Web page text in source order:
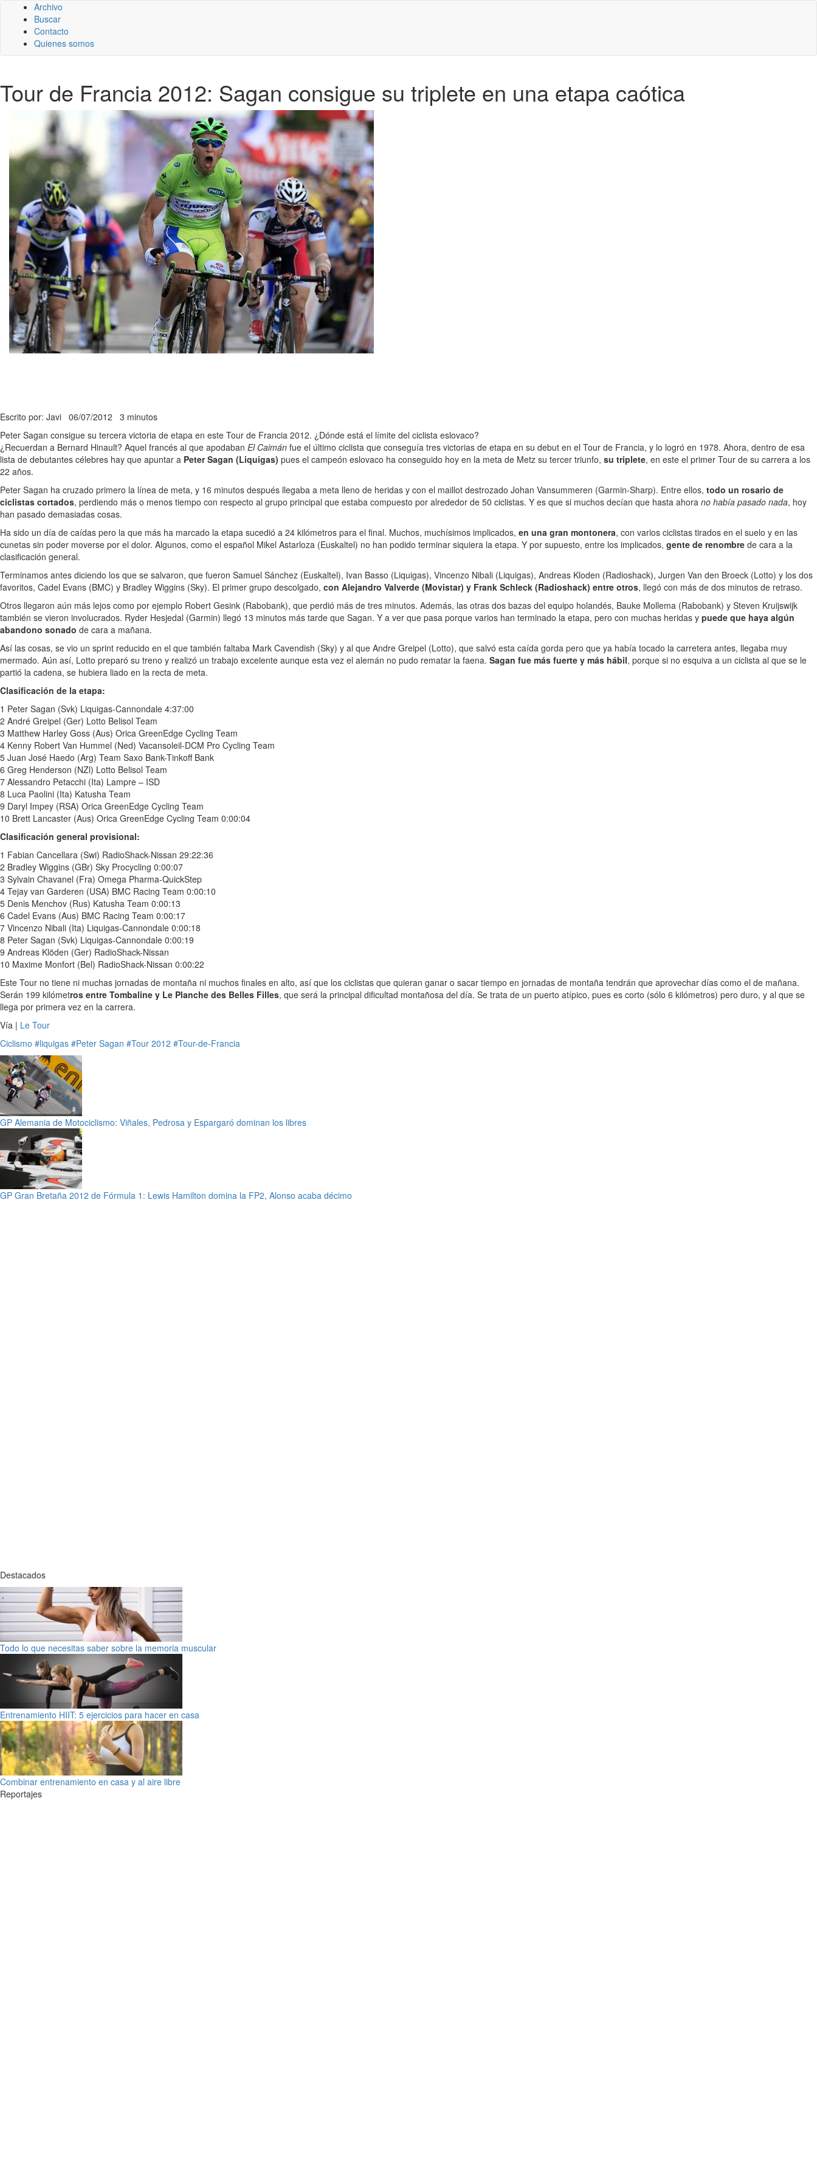
Archivo
Buscar
Contacto
Quienes somos
Tour de Francia 2012: Sagan consigue su triplete en una etapa caótica
Escrito por: Javi 06/07/2012 3 minutos
Peter Sagan consigue su tercera victoria de etapa en este Tour de Francia 2012. ¿Dónde está el límite del ciclista eslovaco?
¿Recuerdan a Bernard Hinault? Aquel francés al que apodaban El Caimán fue el último ciclista que conseguía tres victorias de etapa en su debut en el Tour de Francia, y lo logró en 1978. Ahora, dentro de esa
lista de debutantes célebres hay que apuntar a Peter Sagan (Liquigas) pues el campeón eslovaco ha conseguido hoy en la meta de Metz su tercer triunfo, su triplete, en este el primer Tour de su carrera a los
22 años.
Peter Sagan ha cruzado primero la línea de meta, y 16 minutos después llegaba a meta lleno de heridas y con el maillot destrozado Johan Vansummeren (Garmin-Sharp). Entre ellos, todo un rosario de
ciclistas cortados, perdiendo más o menos tiempo con respecto al grupo principal que estaba compuesto por alrededor de 50 ciclistas. Y es que si muchos decían que hasta ahora no había pasado nada, hoy
han pasado demasiadas cosas.
Ha sido un día de caídas pero la que más ha marcado la etapa sucedió a 24 kilómetros para el final. Muchos, muchísimos implicados, en una gran montonera, con varios ciclistas tirados en el suelo y en las
cunetas sin poder moverse por el dolor. Algunos, como el español Mikel Astarloza (Euskaltel) no han podido terminar siquiera la etapa. Y por supuesto, entre los implicados, gente de renombre de cara a la
clasificación general.
Terminamos antes diciendo los que se salvaron, que fueron Samuel Sánchez (Euskaltel), Ivan Basso (Liquigas), Vincenzo Nibali (Liquigas), Andreas Kloden (Radioshack), Jurgen Van den Broeck (Lotto) y los dos
favoritos, Cadel Evans (BMC) y Bradley Wiggins (Sky). El primer grupo descolgado, con Alejandro Valverde (Movistar) y Frank Schleck (Radioshack) entre otros, llegó con más de dos minutos de retraso.
Otros llegaron aún más lejos como por ejemplo Robert Gesink (Rabobank), que perdió más de tres minutos. Además, las otras dos bazas del equipo holandés, Bauke Mollema (Rabobank) y Steven Kruijswijk
también se vieron involucrados. Ryder Hesjedal (Garmin) llegó 13 minutos más tarde que Sagan. Y a ver que pasa porque varios han terminado la etapa, pero con muchas heridas y puede que haya algún
abandono sonado de cara a mañana.
Así las cosas, se vio un sprint reducido en el que también faltaba Mark Cavendish (Sky) y al que Andre Greipel (Lotto), que salvó esta caída gorda pero que ya había tocado la carretera antes, llegaba muy
mermado. Aún así, Lotto preparó su treno y realizó un trabajo excelente aunque esta vez el alemán no pudo rematar la faena. Sagan fue más fuerte y más hábil, porque si no esquiva a un ciclista al que se le
partió la cadena, se hubiera liado en la recta de meta.
Clasificación de la etapa:
1 Peter Sagan (Svk) Liquigas-Cannondale 4:37:00
2 André Greipel (Ger) Lotto Belisol Team
3 Matthew Harley Goss (Aus) Orica GreenEdge Cycling Team
4 Kenny Robert Van Hummel (Ned) Vacansoleil-DCM Pro Cycling Team
5 Juan José Haedo (Arg) Team Saxo Bank-Tinkoff Bank
6 Greg Henderson (NZl) Lotto Belisol Team
7 Alessandro Petacchi (Ita) Lampre – ISD
8 Luca Paolini (Ita) Katusha Team
9 Daryl Impey (RSA) Orica GreenEdge Cycling Team
10 Brett Lancaster (Aus) Orica GreenEdge Cycling Team 0:00:04
Clasificación general provisional:
1 Fabian Cancellara (Swi) RadioShack-Nissan 29:22:36
2 Bradley Wiggins (GBr) Sky Procycling 0:00:07
3 Sylvain Chavanel (Fra) Omega Pharma-QuickStep
4 Tejay van Garderen (USA) BMC Racing Team 0:00:10
5 Denis Menchov (Rus) Katusha Team 0:00:13
6 Cadel Evans (Aus) BMC Racing Team 0:00:17
7 Vincenzo Nibali (Ita) Liquigas-Cannondale 0:00:18
8 Peter Sagan (Svk) Liquigas-Cannondale 0:00:19
9 Andreas Klöden (Ger) RadioShack-Nissan
10 Maxime Monfort (Bel) RadioShack-Nissan 0:00:22
Este Tour no tiene ni muchas jornadas de montaña ni muchos finales en alto, así que los ciclistas que quieran ganar o sacar tiempo en jornadas de montaña tendrán que aprovechar días como el de mañana.
Serán 199 kilómetros entre Tombaline y Le Planche des Belles Filles, que será la principal dificultad montañosa del día. Se trata de un puerto atípico, pues es corto (sólo 6 kilómetros) pero duro, y al que se
llega por primera vez en la carrera.
Vía | Le Tour
Ciclismo #liquigas #Peter Sagan #Tour 2012 #Tour-de-Francia
GP Alemania de Motociclismo: Viñales, Pedrosa y Espargaró dominan los libres
GP Gran Bretaña 2012 de Fórmula 1: Lewis Hamilton domina la FP2, Alonso acaba décimo
Destacados
Todo lo que necesitas saber sobre la memoria muscular
Entrenamiento HIIT: 5 ejercicios para hacer en casa
Combinar entrenamiento en casa y al aire libre
Reportajes